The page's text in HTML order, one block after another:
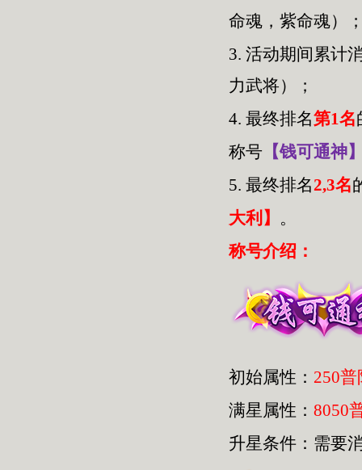
命魂，紫命魂）
3. 活动期间累计
力武将）；
4. 最终排名第1名
称号 【钱可通神
5. 最终排名2,3名
大利】 。
称号介绍：
初始属性： 250
满星属性： 8050
升星条件：需要